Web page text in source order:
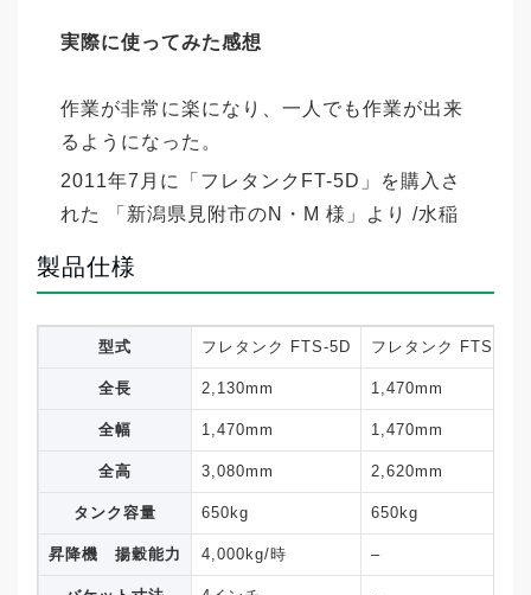
実際に使ってみた感想
作業が非常に楽になり、一人でも作業が出来
るようになった。
2011年7月に「フレタンクFT-5D」を購入さ
れた 「新潟県見附市のN・M 様」より /水稲
作業がスムーズに行なえ満足!!
購入しようと思ったキッカ
ケ・改善したかった作業上
の問題は？
今年からフレコン出荷可能になった為。
製品仕様
型式 フレタンク FTS-5D フレタンク FTS-5
全長 2,130mm 1,470mm
全幅 1,470mm 1,470mm
全高 3,080mm 2,620mm
タンク容量 650kg 650kg
昇降機 揚穀能力 4,000kg/時 –